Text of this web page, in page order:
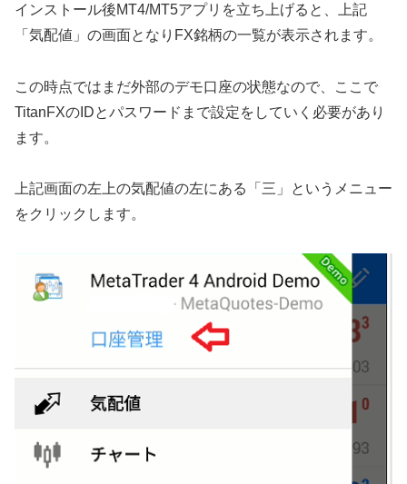
インストール後MT4/MT5アプリを立ち上げると、上記
「気配値」の画面となりFX銘柄の一覧が表示されます。
この時点ではまだ外部のデモ口座の状態なので、ここで
TitanFXのIDとパスワードまで設定をしていく必要があり
ます。
上記画面の左上の気配値の左にある「三」というメニュー
をクリックします。